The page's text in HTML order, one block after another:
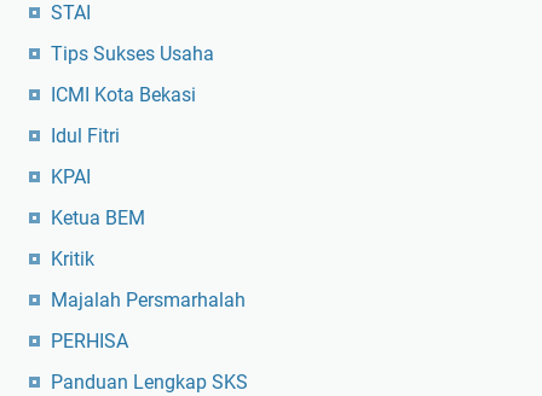
STAI
Tips Sukses Usaha
ICMI Kota Bekasi
Idul Fitri
KPAI
Ketua BEM
Kritik
Majalah Persmarhalah
PERHISA
Panduan Lengkap SKS